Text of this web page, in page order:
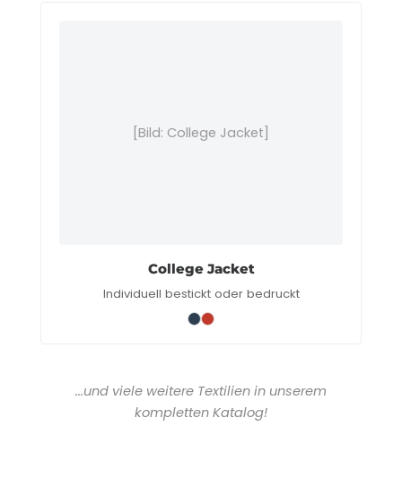
[Bild: College Jacket]
College Jacket
Individuell bestickt oder bedruckt
...und viele weitere Textilien in unserem
kompletten Katalog!